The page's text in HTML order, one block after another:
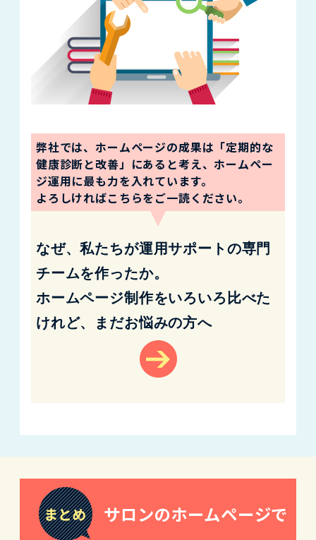
弊社では、ホームページの成果は「定期的な
健康診断と改善」にあると考え、ホームペー
ジ運用に最も力を入れています。
よろしければこちらをご一読ください。
なぜ、私たちが運用サポートの専門
チームを作ったか。
ホームページ制作をいろいろ比べた
けれど、まだお悩みの方へ
サロンのホームページで